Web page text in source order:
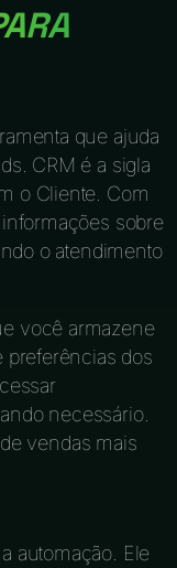
que ajuda
CRM é a sigla
o Cliente. Com
sobre
o atendimento
você armazene
preferências dos
necessário.
vendas mais
automação. Ele